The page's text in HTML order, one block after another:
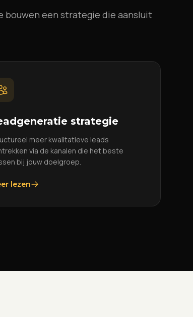
bouwen een strategie die aansluit
strategie
meer kwalitatieve leads
via de kanalen die het beste
bij jouw doelgroep.
lezen